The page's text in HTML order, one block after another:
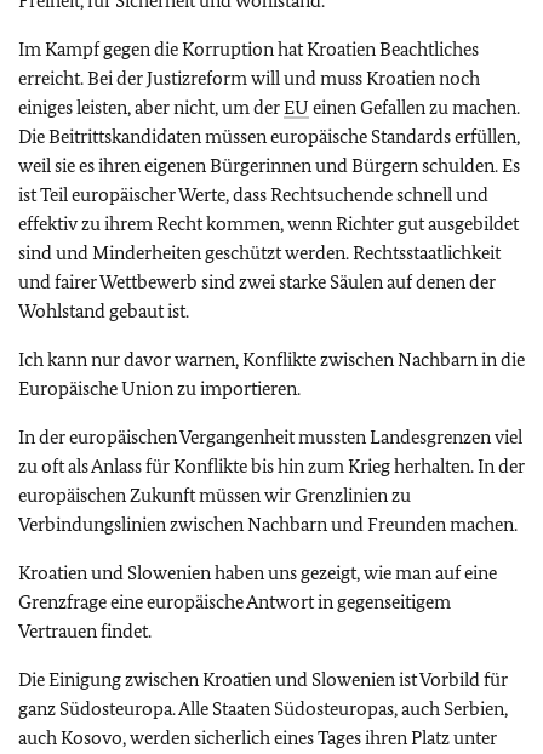
Im Kampf gegen die Korruption hat Kroatien Beachtliches
erreicht. Bei der Justizreform will und muss Kroatien noch
einiges leisten, aber nicht, um derEU einen Gefallen zu machen.
Die Beitrittskandidaten müssen europäische Standards erfüllen,
weil sie es ihren eigenen Bürgerinnen und Bürgern schulden. Es
ist Teil europäischer Werte, dass Rechtsuchende schnell und
effektiv zu ihrem Recht kommen, wenn Richter gut ausgebildet
sind und Minderheiten geschützt werden. Rechtsstaatlichkeit
und fairer Wettbewerb sind zwei starke Säulen auf denen der
Wohlstand gebaut ist.
Ich kann nur davor warnen, Konflikte zwischen Nachbarn in die
Europäische Union zu importieren.
In der europäischen Vergangenheit mussten Landesgrenzen viel
zu oft als Anlass für Konflikte bis hin zum Krieg herhalten. In der
europäischen Zukunft müssen wir Grenzlinien zu
Verbindungslinien zwischen Nachbarn und Freunden machen.
Kroatien und Slowenien haben uns gezeigt, wie man auf eine
Grenzfrage eine europäische Antwort in gegenseitigem
Vertrauen findet.
Die Einigung zwischen Kroatien und Slowenienist Vorbild für
ganz Südosteuropa. Alle Staaten Südosteuropas, auch Serbien,
auch Kosovo, werden sicherlich eines Tages ihren Platz unter